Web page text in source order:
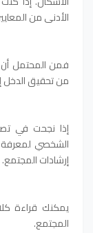
الأدنى من
من تحقيق الدخل
إذا نجحت في
الشخصي لمعرفة
إرشادات المجتمع.
يمكنك قراءة
المجتمع.